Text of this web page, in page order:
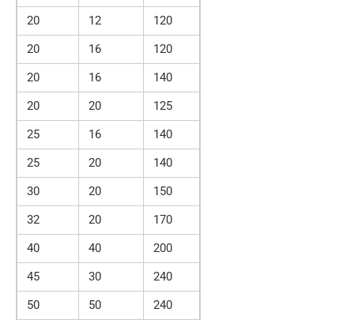
20
12
120
20
16
120
20
16
140
20
20
125
25
16
140
25
20
140
30
20
150
32
20
170
40
40
200
45
30
240
50
50 240